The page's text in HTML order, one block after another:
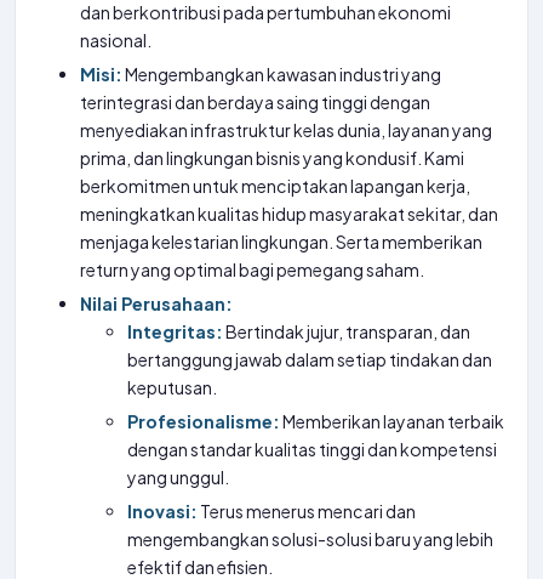
dan berkontribusi pada pertumbuhan ekonomi
nasional.
Misi: Mengembangkan kawasan industri yang
terintegrasi dan berdaya saing tinggi dengan
menyediakan infrastruktur kelas dunia, layanan yang
prima, dan lingkungan bisnis yang kondusif. Kami
berkomitmen untuk menciptakan lapangan kerja,
meningkatkan kualitas hidup masyarakat sekitar, dan
menjaga kelestarian lingkungan. Serta memberikan
return yang optimal bagi pemegang saham.
Nilai Perusahaan:
Integritas: Bertindak jujur, transparan, dan
bertanggung jawab dalam setiap tindakan dan
keputusan.
Profesionalisme: Memberikan layanan terbaik
dengan standar kualitas tinggi dan kompetensi
yang unggul.
Inovasi: Terus menerus mencari dan
mengembangkan solusi-solusi baru yang lebih
efektif dan efisien.